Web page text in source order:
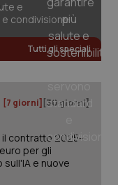
e
condivisione
Tutti gli speciali
[7 giorni] [30 giorni]
il contratto 2025-
per gli
e nuove
aree
di
/ Dominio